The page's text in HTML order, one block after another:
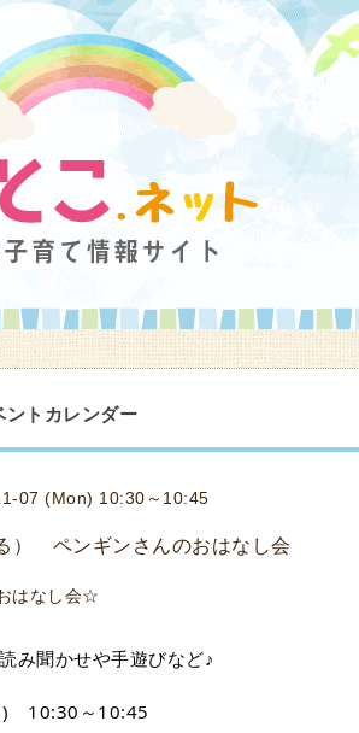
ントカレンダー
07 (Mon) 10:30～10:45
） ペンギンさんのおはなし会
はなし会☆
み聞かせや手遊びなど♪
　10:30～10:45